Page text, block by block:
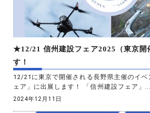
★12/21 信州建設フェア2025（東京開
す！
12/21に東京で開催される長野県主催のイベ
ェア」に出展します！ 「信州建設フェア」...
2024年12月11日